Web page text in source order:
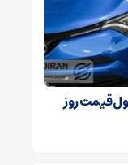
قیمت روز